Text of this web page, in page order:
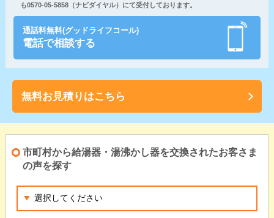
も0570-05-5858（ナビダイヤル）にて受付しております。
通話料無料(グッドライフコール)
電話で相談する
無料お見積りはこちら
市町村から給湯器・湯沸かし器を交換されたお客さま
の声を探す